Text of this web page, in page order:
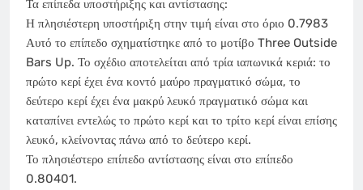
Τα επίπεδα υποστήριξης και αντίστασης:
Η πλησιέστερη υποστήριξη στην τιμή είναι στο όριο 0.7983
Αυτό το επίπεδο σχηματίστηκε από το μοτίβο Three Outside
Bars Up. Το σχέδιο αποτελείται από τρία ιαπωνικά κεριά: το
πρώτο κερί έχει ένα κοντό μαύρο πραγματικό σώμα, το
δεύτερο κερί έχει ένα μακρύ λευκό πραγματικό σώμα και
καταπίνει εντελώς το πρώτο κερί και το τρίτο κερί είναι επίσης
λευκό, κλείνοντας πάνω από το δεύτερο κερί.
Το πλησιέστερο επίπεδο αντίστασης είναι στο επίπεδο
0.80401.